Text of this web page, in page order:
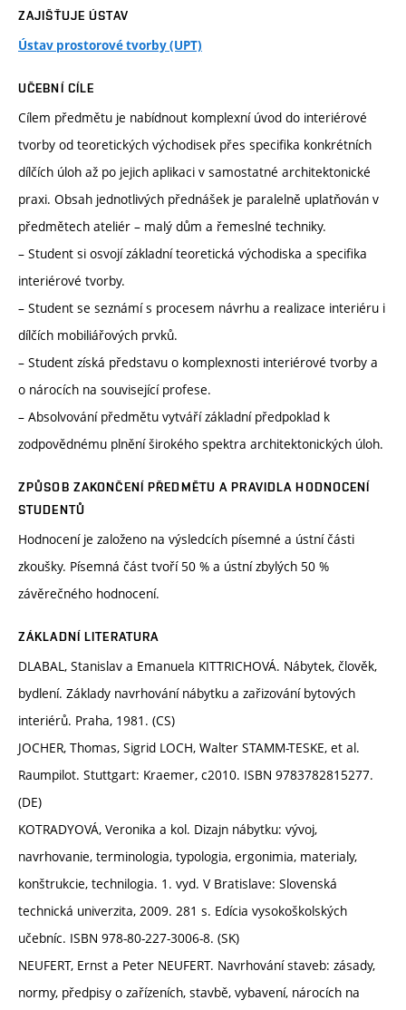
ZAJIŠŤUJE ÚSTAV
Ústav prostorové tvorby (UPT)
UČEBNÍ CÍLE
Cílem předmětu je nabídnout komplexní úvod do interiérové
tvorby od teoretických východisek přes specifika konkrétních
dílčích úloh až po jejich aplikaci v samostatné architektonické
praxi. Obsah jednotlivých přednášek je paralelně uplatňován v
předmětech ateliér – malý dům a řemeslné techniky.
– Student si osvojí základní teoretická východiska a specifika
interiérové tvorby.
– Student se seznámí s procesem návrhu a realizace interiéru i
dílčích mobiliářových prvků.
– Student získá představu o komplexnosti interiérové tvorby a
o nárocích na související profese.
– Absolvování předmětu vytváří základní předpoklad k
zodpovědnému plnění širokého spektra architektonických úloh.
ZPŮSOB ZAKONČENÍ PŘEDMĚTU A PRAVIDLA HODNOCENÍ
STUDENTŮ
Hodnocení je založeno na výsledcích písemné a ústní části
zkoušky. Písemná část tvoří 50 % a ústní zbylých 50 %
závěrečného hodnocení.
ZÁKLADNÍ LITERATURA
DLABAL, Stanislav a Emanuela KITTRICHOVÁ. Nábytek, člověk,
bydlení. Základy navrhování nábytku a zařizování bytových
interiérů. Praha, 1981. (CS)
JOCHER, Thomas, Sigrid LOCH, Walter STAMM-TESKE, et al.
Raumpilot. Stuttgart: Kraemer, c2010. ISBN 9783782815277.
(DE)
KOTRADYOVÁ, Veronika a kol. Dizajn nábytku: vývoj,
navrhovanie, terminologia, typologia, ergonimia, materialy,
konštrukcie, technilogia. 1. vyd. V Bratislave: Slovenská
technická univerzita, 2009. 281 s. Edícia vysokoškolských
učebníc. ISBN 978-80-227-3006-8. (SK)
NEUFERT, Ernst a Peter NEUFERT. Navrhování staveb: zásady,
normy, předpisy o zařízeních, stavbě, vybavení, nárocích na